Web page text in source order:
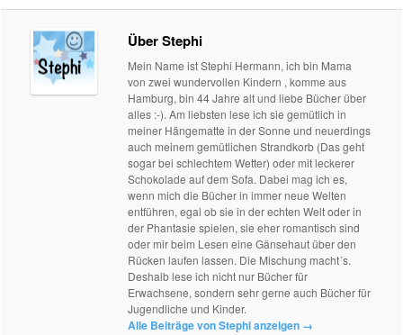
Über Stephi
Mein Name ist Stephi Hermann, ich bin Mama
von zwei wundervollen Kindern , komme aus
Hamburg, bin 44 Jahre alt und liebe Bücher über
alles :-). Am liebsten lese ich sie gemütlich in
meiner Hängematte in der Sonne und neuerdings
auch meinem gemütlichen Strandkorb (Das geht
sogar bei schlechtem Wetter) oder mit leckerer
Schokolade auf dem Sofa. Dabei mag ich es,
wenn mich die Bücher in immer neue Welten
entführen, egal ob sie in der echten Welt oder in
der Phantasie spielen, sie eher romantisch sind
oder mir beim Lesen eine Gänsehaut über den
Rücken laufen lassen. Die Mischung macht´s.
Deshalb lese ich nicht nur Bücher für
Erwachsene, sondern sehr gerne auch Bücher für
Jugendliche und Kinder.
Alle Beiträge von Stephi anzeigen →